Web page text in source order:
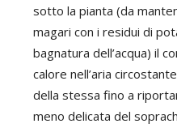
sotto la pianta (da
magari con i residui di
bagnatura dell’acqua) il
calore nell’aria
della stessa fino a
meno delicata del